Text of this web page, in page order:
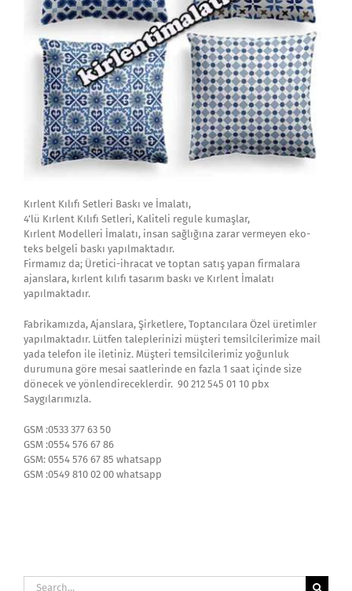
Kırlent Kılıfı Setleri Baskı ve İmalatı,
4’lü Kırlent Kılıfı Setleri, Kaliteli regule kumaşlar,
Kırlent Modelleri İmalatı, insan sağlığına zarar vermeyen eko-
teks belgeli baskı yapılmaktadır.
Firmamız da; Üretici-ihracat ve toptan satış yapan firmalara
ajanslara, kırlent kılıfı tasarım baskı ve Kırlent İmalatı
yapılmaktadır.
Fabrikamızda, Ajanslara, Şirketlere, Toptancılara Özel üretimler
yapılmaktadır. Lütfen taleplerinizi müşteri temsilcilerimize mail
yada telefon ile iletiniz. Müşteri temsilcilerimiz yoğunluk
durumuna göre mesai saatlerinde en fazla 1 saat içinde size
dönecek ve yönlendireceklerdir. 90 212 545 01 10 pbx
Saygılarımızla.
GSM :0533 377 63 50
GSM :0554 576 67 86
GSM: 0554 576 67 85 whatsapp
GSM :0549 810 02 00 whatsapp
Search